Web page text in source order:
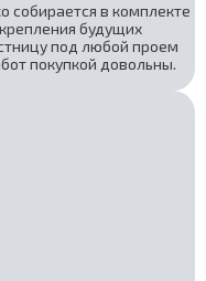
собирается в комплекте
будущих
под любой проем
покупкой довольны.